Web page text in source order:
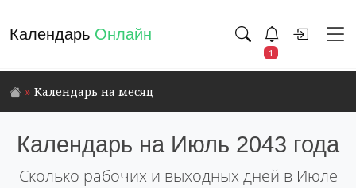
Календарь Онлайн
1
Календарь на месяц
Календарь на Июль 2043 года
Сколько рабочих и выходных дней в Июле